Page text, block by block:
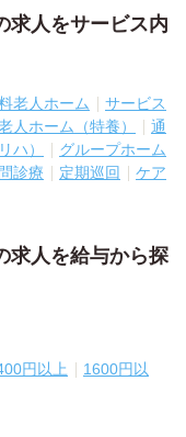
求人をサービス内
老人ホーム
サービス
人ホーム（特養）
通
ハ）
グループホーム
診療 定期巡回
ケア
求人を給与から探
円以上
1600円以